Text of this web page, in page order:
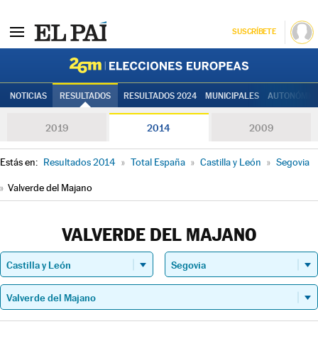
SUSCRÍBETE
NOTICIAS RESULTADOS RESULTADOS 2024 MUNICIPALES
2019 2014 2009
Estás en: Resultados 2014 » Total España » Castilla y León » Segovia
» Valverde del Majano
VALVERDE DEL MAJANO